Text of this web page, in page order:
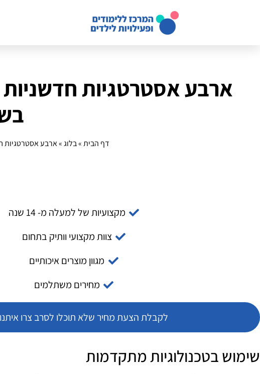
ארבע אסטרטגיות
דף הבית»בלוג»ארבע אסטרטגיות
מקצועיות של למעלה מ- 14 שנה
צוות מקצועי וותיק בתחום
מגוון מוצרים איכותיים
מחירים משתלמים
לקבלת הצעת מחיר שלא תוכלו לסרב צרו
שימוש בטכנולוגיות מתקדמות